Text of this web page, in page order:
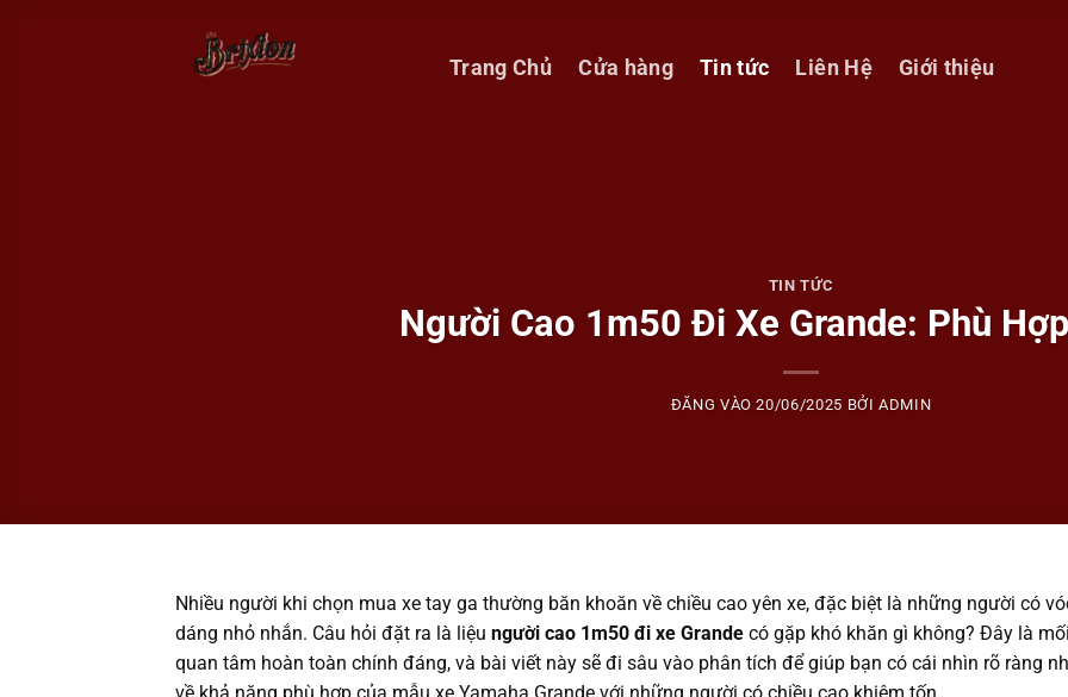
Trang Chủ Cửa hàng Tin tức Liên Hệ Giới thiệu
TIN TỨC
Người Cao 1m50 Đi Xe Grande: Phù
ĐĂNG VÀO20/06/2025 BỞIADMIN
Nhiều người khi chọn mua xe tay ga thường băn khoăn về chiều cao yên xe, đặc biệt là những người có
dáng nhỏ nhắn. Câu hỏi đặt ra là liệu người cao 1m50 đi xe Grande có gặp khó khăn gì không? Đây là mối
quan tâm hoàn toàn chính đáng, và bài viết này sẽ đi sâu vào phân tích để giúp bạn có cái nhìn rõ ràng